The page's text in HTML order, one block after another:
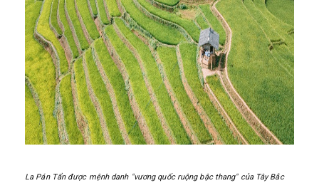
La Pán Tẩn được mệnh danh "vương quốc ruộng bậc thang" của Tây Bắc